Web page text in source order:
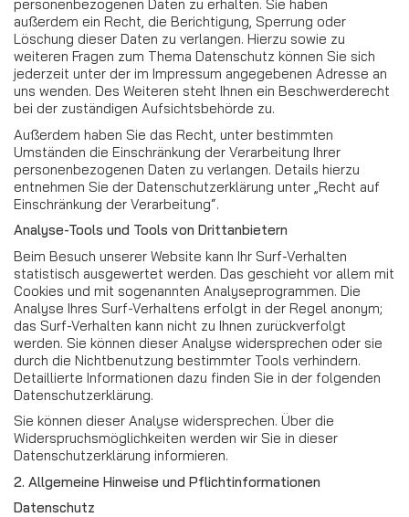
personenbezogenen Daten zu erhalten. Sie haben
außerdem ein Recht, die Berichtigung, Sperrung oder
Löschung dieser Daten zu verlangen. Hierzu sowie zu
weiteren Fragen zum Thema Datenschutz können Sie sich
jederzeit unter der im Impressum angegebenen Adresse an
uns wenden. Des Weiteren steht Ihnen ein Beschwerderecht
bei der zuständigen Aufsichtsbehörde zu.
Außerdem haben Sie das Recht, unter bestimmten
Umständen die Einschränkung der Verarbeitung Ihrer
personenbezogenen Daten zu verlangen. Details hierzu
entnehmen Sie der Datenschutzerklärung unter „Recht auf
Einschränkung der Verarbeitung“.
Analyse-Tools und Tools von Drittanbietern
Beim Besuch unserer Website kann Ihr Surf-Verhalten
statistisch ausgewertet werden. Das geschieht vor allem mit
Cookies und mit sogenannten Analyseprogrammen. Die
Analyse Ihres Surf-Verhaltens erfolgt in der Regel anonym;
das Surf-Verhalten kann nicht zu Ihnen zurückverfolgt
werden. Sie können dieser Analyse widersprechen oder sie
durch die Nichtbenutzung bestimmter Tools verhindern.
Detaillierte Informationen dazu finden Sie in der folgenden
Datenschutzerklärung.
Sie können dieser Analyse widersprechen. Über die
Widerspruchsmöglichkeiten werden wir Sie in dieser
Datenschutzerklärung informieren.
2. Allgemeine Hinweise und Pflichtinformationen
Datenschutz